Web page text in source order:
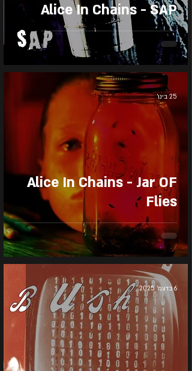
Alice In Chains - SAP
Alice In Chains - Jar OF
Flies
25 בינו׳
6 בדצמ׳ 2025